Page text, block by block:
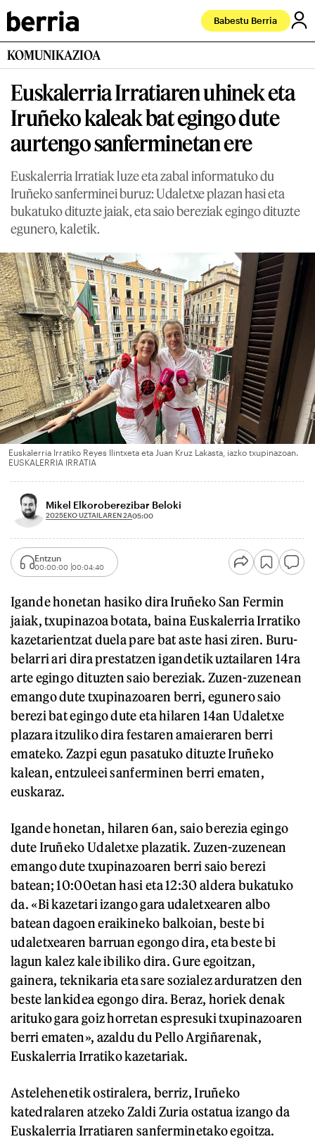
Babestu Berria
KOMUNIKAZIOA
Euskalerria Irratiaren uhinek eta
Iruñeko kaleak bat egingo dute
aurtengo sanferminetan ere
Euskalerria Irratiak luze eta zabal informatuko du
Iruñeko sanferminei buruz: Udaletxe plazan hasi eta
bukatuko dituzte jaiak, eta saio bereziak egingo dituzte
egunero, kaletik.
Euskalerria Irratiko Reyes Ilintxeta eta Juan Kruz Lakasta, iazko txupinazoan.
EUSKALERRIA IRRATIA
Mikel Elkoroberezibar Beloki
2025EKO UZTAILAREN 2A05:00
Entzun
00:00:00 00:04:40
Igande honetan hasiko dira Iruñeko San Fermin
jaiak, txupinazoa botata, baina Euskalerria Irratiko
kazetarientzat duela pare bat aste hasi ziren. Buru-
belarri ari dira prestatzen igandetik uztailaren 14ra
arte egingo dituzten saio bereziak. Zuzen-zuzenean
emango dute txupinazoaren berri, egunero saio
berezi bat egingo dute eta hilaren 14an Udaletxe
plazara itzuliko dira festaren amaieraren berri
emateko. Zazpi egun pasatuko dituzte Iruñeko
kalean, entzuleei sanferminen berri ematen,
euskaraz.
Igande honetan, hilaren 6an, saio berezia egingo
dute Iruñeko Udaletxe plazatik. Zuzen-zuzenean
emango dute txupinazoaren berri saio berezi
batean; 10:00etan hasi eta 12:30 aldera bukatuko
da. «Bi kazetari izango gara udaletxearen albo
batean dagoen eraikineko balkoian, beste bi
udaletxearen barruan egongo dira, eta beste bi
lagun kalez kale ibiliko dira. Gure egoitzan,
gainera, teknikaria eta sare sozialez arduratzen den
beste lankidea egongo dira. Beraz, horiek denak
arituko gara goiz horretan espresuki txupinazoaren
berri ematen», azaldu du Pello Argiñarenak,
Euskalerria Irratiko kazetariak.
Astelehenetik ostiralera, berriz, Iruñeko
katedralaren atzeko Zaldi Zuria ostatua izango da
Euskalerria Irratiaren sanferminetako egoitza.